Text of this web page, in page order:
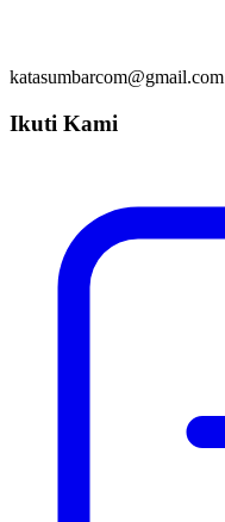
katasumbarcom@gmail.com
Ikuti Kami